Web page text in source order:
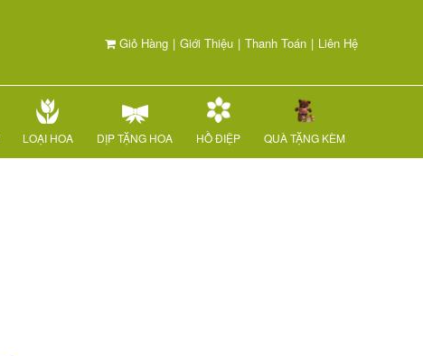
Giỏ Hàng | Giới Thiệu | Thanh Toán | Liên Hệ
LOẠI HOA DỊP TẶNG HOA HỒ ĐIỆP QUÀ TẶNG KÈM